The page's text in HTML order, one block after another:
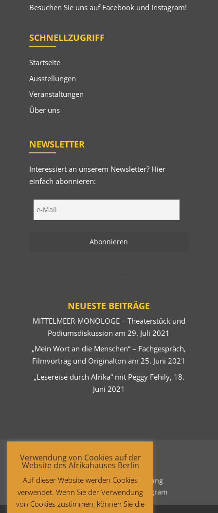
Besuchen Sie uns auf Facebookund Instagram!
SCHNELLZUGRIFF
Startseite
Ausstellungen
Veranstaltungen
Über uns
NEWSLETTER
Interessiert an unserem Newsletter? Hier
einfach abonnieren:
NEUESTE BEITRÄGE
MITTELMEER-MONOLOGE – Theaterstück und
Podiumsdiskussion am 29. Juli 2021
„Mein Wort an die Menschen“ – Fachgespräch,
Filmvortrag und Originalton am 25. Juni 2021
„Lesereise durch Afrika“ mit Peggy Fehily, 18.
Juni 2021
Startseite
Datenschutzerklärung
Impressum
Facebook Instagram
Verwendung von Cookies auf der
Website des Afrikahauses Berlin
Auf dieser Website werden Cookies
verwendet. Wenn Sie der Verwendung
von Cookies zustimmen, können Sie die